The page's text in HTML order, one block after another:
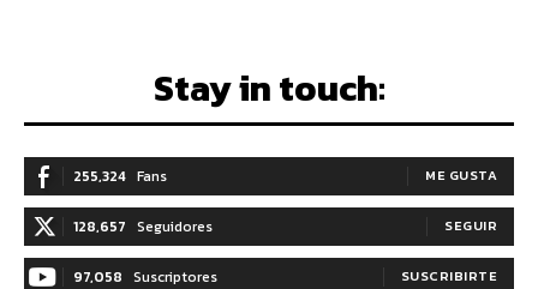
Stay in touch:
255,324 Fans ME GUSTA
128,657 Seguidores SEGUIR
97,058 Suscriptores SUSCRIBIRTE